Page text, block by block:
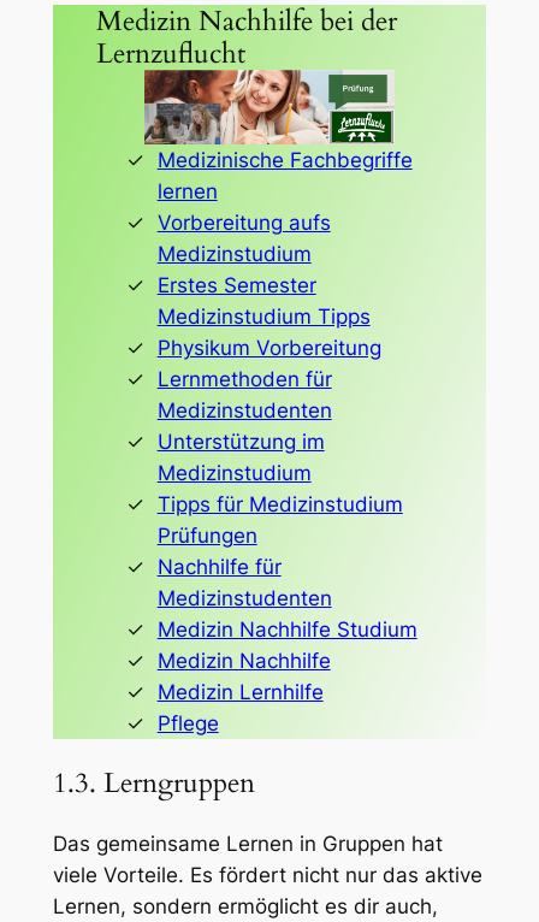
Medizin Nachhilfe bei der
Lernzuflucht
Medizinische Fachbegriffe
lernen
Vorbereitung aufs
Medizinstudium
Erstes Semester
Medizinstudium Tipps
Physikum Vorbereitung
Lernmethoden für
Medizinstudenten
Unterstützung im
Medizinstudium
Tipps für Medizinstudium
Prüfungen
Nachhilfe für
Medizinstudenten
Medizin Nachhilfe Studium
Medizin Nachhilfe
Medizin Lernhilfe
Pflege
1.3. Lerngruppen
Das gemeinsame Lernen in Gruppen hat
viele Vorteile. Es fördert nicht nur das aktive
Lernen, sondern ermöglicht es dir auch,